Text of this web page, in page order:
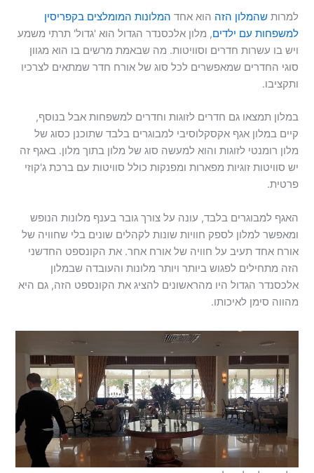
למרותשהמלון הזה הוא אחד המלונות המומלצים בקפריסין
למשפחות עם ילדים, מלון אלכסנדר הגדול הוא 'גדול' תרתי משמע
ויש בו עשרות חדרים וסוויטות. מה שבאמת מרשים בו הוא מגוון
סוגי החדרים שמאפשרים לכל סוג של אורח חדר שמתאים לצרכיו
ותקציבו.
במלון תמצאו גם חדרים לזוגות וחדרים למשפחות אבל בנוסף,
קיים במלון אגף אקסקלוסיבי למבוגרים בלבד שתוכנן כסוג של
מלון רומנטי לזוגות והוא למעשה סוג של מלון בתוך מלון. באגף זה
יש סוויטות זוגיות מפארות ומפנקות כולל סוויטות עם ברכת ג'קוזי
פרטית.
האגף למבוגרים בלבד, עונה על צורך גובר בענף מלונות הנופש
ומאפשר למלון לספק חוויות שונות לקהלים שונים בלי שחוויה של
אורח אחד תעיב על חוויה של אורח אחר. את הקונספט החדשני
הזה מתחילים לפגוש ביותר ויותר מלונות והעובדה שבמלון
אלכסנדר הגדול היו מהראשונים להציג את הקונספט הזה, גם היא
מהווה סימן לאיכותו.